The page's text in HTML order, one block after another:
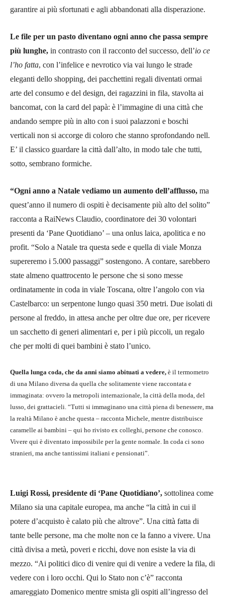
garantire ai più sfortunati e agli abbandonati alla disperazione.
Le file per un pasto diventano ogni anno che passa sempre
più lunghe, in contrasto con il racconto del successo, dell’io ce
l’ho fatta, con l’infelice e nevrotico via vai lungo le strade
eleganti dello shopping, dei pacchettini regali diventati ormai
arte del consumo e del design, dei ragazzini in fila, stavolta ai
bancomat, con la card del papà: è l’immagine di una città che
andando sempre più in alto con i suoi palazzoni e boschi
verticali non si accorge di coloro che stanno sprofondando nell.
E’ il classico guardare la città dall’alto, in modo tale che tutti,
sotto, sembrano formiche.
“Ogni anno a Natale vediamo un aumento dell’afflusso, ma
quest’anno il numero di ospiti è decisamente più alto del solito”
racconta a RaiNews Claudio, coordinatore dei 30 volontari
presenti da ‘Pane Quotidiano’ – una onlus laica, apolitica e no
profit. “Solo a Natale tra questa sede e quella di viale Monza
supereremo i 5.000 passaggi” sostengono. A contare, sarebbero
state almeno quattrocento le persone che si sono messe
ordinatamente in coda in viale Toscana, oltre l’angolo con via
Castelbarco: un serpentone lungo quasi 350 metri. Due isolati di
persone al freddo, in attesa anche per oltre due ore, per ricevere
un sacchetto di generi alimentari e, per i più piccoli, un regalo
che per molti di quei bambini è stato l’unico.
Quella lunga coda, che da anni siamo abituati a vedere, è il termometro
di una Milano diversa da quella che solitamente viene raccontata e
immaginata: ovvero la metropoli internazionale, la città della moda, del
lusso, dei grattacieli. “Tutti si immaginano una città piena di benessere, ma
la realtà Milano è anche questa – racconta Michele, mentre distribuisce
caramelle ai bambini – qui ho rivisto ex colleghi, persone che conosco.
Vivere qui è diventato impossibile per la gente normale. In coda ci sono
stranieri, ma anche tantissimi italiani e pensionati”.
Luigi Rossi, presidente di ‘Pane Quotidiano’, sottolinea come
Milano sia una capitale europea, ma anche “la città in cui il
potere d’acquisto è calato più che altrove”. Una città fatta di
tante belle persone, ma che molte non ce la fanno a vivere. Una
città divisa a metà, poveri e ricchi, dove non esiste la via di
mezzo. “Ai politici dico di venire qui di venire a vedere la fila, di
vedere con i loro occhi. Qui lo Stato non c’è” racconta
amareggiato Domenico mentre smista gli ospiti all’ingresso del